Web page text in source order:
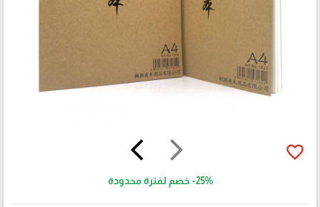
arrow_forward_ios
arrow_back_ios favorite_border
-25% خصم لفترة محدودة